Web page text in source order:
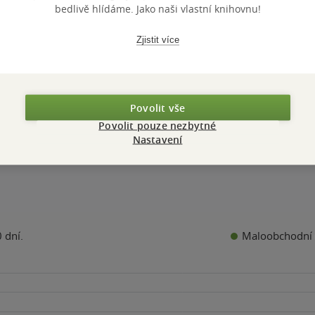
Luboš Stiburek
pevná vazba
Otakar Jestřáb
dní. Maloobchodní
bedlivě hlídáme. Jako naši vlastní knihovnu!
Zjistit více
Povolit vše
Povolit pouze nezbytné
Nastavení